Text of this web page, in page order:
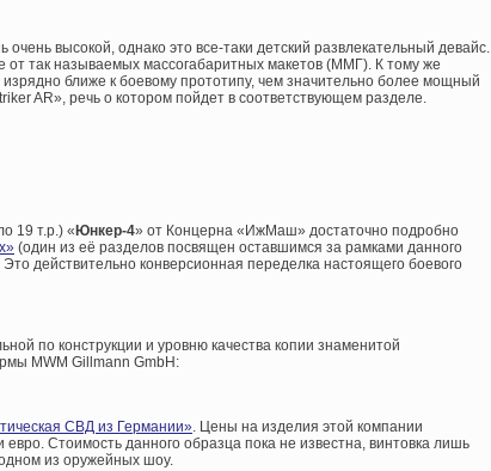
очень высокой, однако это все-таки детский развлекательный девайс.
от так называемых массогабаритных макетов (ММГ). К тому же
ближе к боевому прототипу, чем значительно более мощный
AR», речь о котором пойдет в соответствующем разделе.
19 т.р.) « Юнкер-4» от Концерна «ИжМаш» достаточно подробно
(один из её разделов посвящен оставшимся за рамками данного
действительно конверсионная переделка настоящего боевого
по конструкции и уровню качества копии знаменитой
MWM Gillmann GmbH:
СВД из Германии». Цены на изделия этой компании
Стоимость данного образца пока не известна, винтовка лишь
из оружейных шоу.